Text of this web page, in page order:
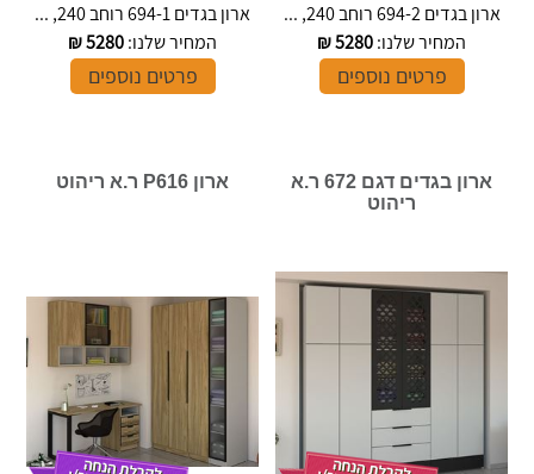
ארון בגדים 694-2 רוחב 240, ...
המחיר שלנו:5280
₪
פרטים נוספים
ארון בגדים 694-1 רוחב 240, ...
המחיר שלנו:5280
₪
פרטים נוספים
ארון בגדים דגם 672 ר.א
ריהוט
ארון P616 ר.א ריהוט